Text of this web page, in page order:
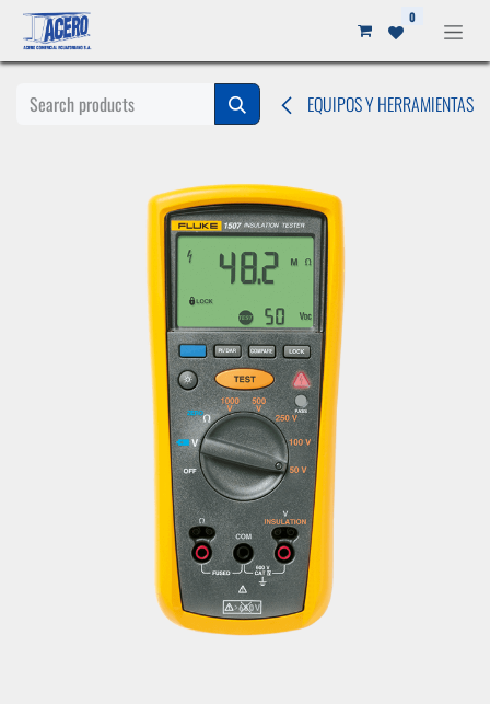
Ir al contenido 0
EQUIPOS Y HERRAMIENTAS